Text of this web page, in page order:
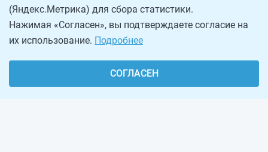
(Яндекс.Метрика) для сбора статистики.
Нажимая «Согласен», вы подтверждаете согласие на
их использование. Подробнее
СОГЛАСЕН